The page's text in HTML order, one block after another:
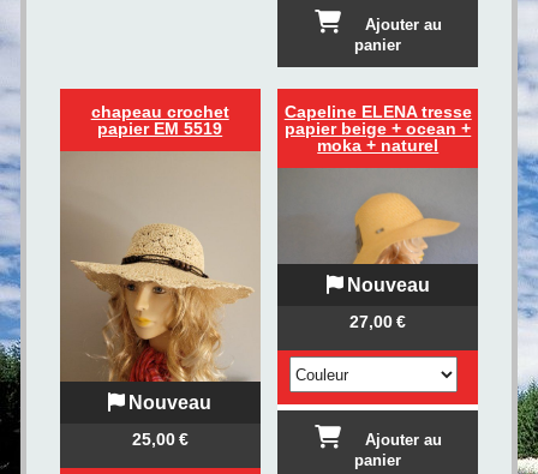
Ajouter au
panier
chapeau crochet
papier EM 5519
Nouveau
25,00€
Capeline ELENA tresse
papier beige + ocean +
moka + naturel
Nouveau
27,00€
Ajouter au
panier